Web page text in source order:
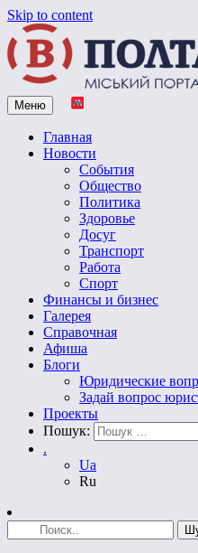
Skip to content
Vpoltave.info
Полтавский портал новостей
Меню
Главная
Новости
События
Общество
Политика
Здоровье
Досуг
Транспорт
Работа
Спорт
Финансы и бизнес
Галерея
Справочная
Афиша
Блоги
Юридические
Задай вопрос
Проекты
Пошук:
.
Ua
Ru